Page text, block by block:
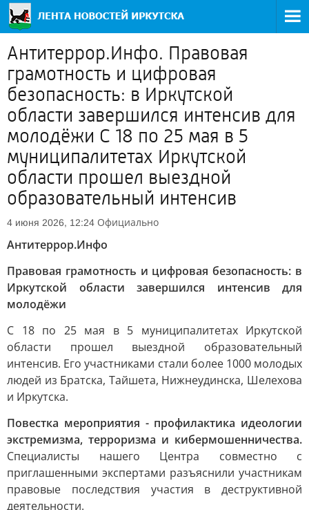
Антитеррор.Инфо. Правовая
грамотность и цифровая
безопасность: в Иркутской
области завершился интенсив для
молодёжи С 18 по 25 мая в 5
муниципалитетах Иркутской
области прошел выездной
образовательный интенсив
4 июня 2026, 12:24 Официально
Антитеррор.Инфо
Правовая грамотность и цифровая безопасность: в
Иркутской области завершился интенсив для
молодёжи
С 18 по 25 мая в 5 муниципалитетах Иркутской
области прошел выездной образовательный
интенсив. Его участниками стали более 1000 молодых
людей из Братска, Тайшета, Нижнеудинска, Шелехова
и Иркутска.
Повестка мероприятия - профилактика идеологии
экстремизма, терроризма и кибермошенничества.
Специалисты нашего Центра совместно с
приглашенными экспертами разъяснили участникам
правовые последствия участия в деструктивной
деятельности.